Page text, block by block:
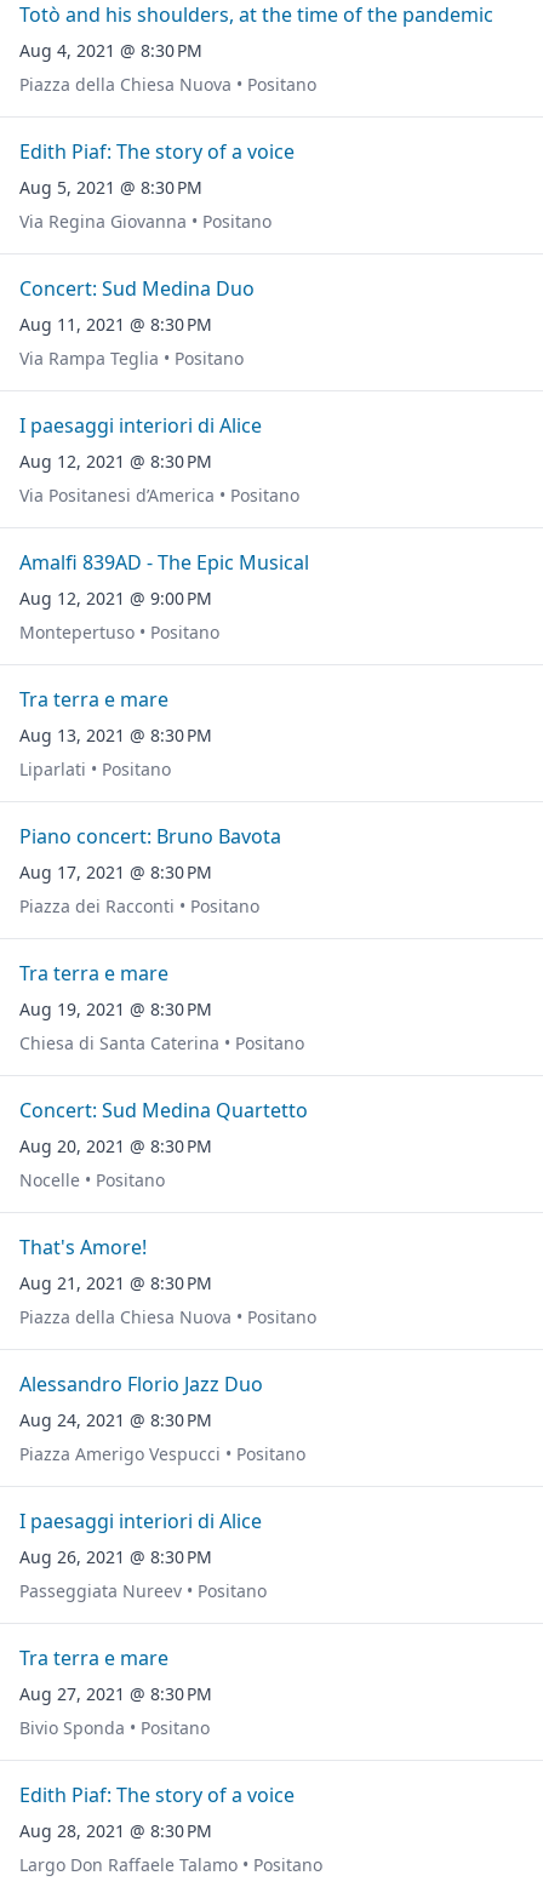
Totò and his shoulders, at the time of the pandemic
Aug 4, 2021 @ 8:30 PM
Piazza della Chiesa Nuova • Positano
Edith Piaf: The story of a voice
Aug 5, 2021 @ 8:30 PM
Via Regina Giovanna • Positano
Concert: Sud Medina Duo
Aug 11, 2021 @ 8:30 PM
Via Rampa Teglia • Positano
I paesaggi interiori di Alice
Aug 12, 2021 @ 8:30 PM
Via Positanesi d’America • Positano
Amalfi 839AD - The Epic Musical
Aug 12, 2021 @ 9:00 PM
Montepertuso • Positano
Tra terra e mare
Aug 13, 2021 @ 8:30 PM
Liparlati • Positano
Piano concert: Bruno Bavota
Aug 17, 2021 @ 8:30 PM
Piazza dei Racconti • Positano
Tra terra e mare
Aug 19, 2021 @ 8:30 PM
Chiesa di Santa Caterina • Positano
Concert: Sud Medina Quartetto
Aug 20, 2021 @ 8:30 PM
Nocelle • Positano
That's Amore!
Aug 21, 2021 @ 8:30 PM
Piazza della Chiesa Nuova • Positano
Alessandro Florio Jazz Duo
Aug 24, 2021 @ 8:30 PM
Piazza Amerigo Vespucci • Positano
I paesaggi interiori di Alice
Aug 26, 2021 @ 8:30 PM
Passeggiata Nureev • Positano
Tra terra e mare
Aug 27, 2021 @ 8:30 PM
Bivio Sponda • Positano
Edith Piaf: The story of a voice
Aug 28, 2021 @ 8:30 PM
Largo Don Raffaele Talamo • Positano